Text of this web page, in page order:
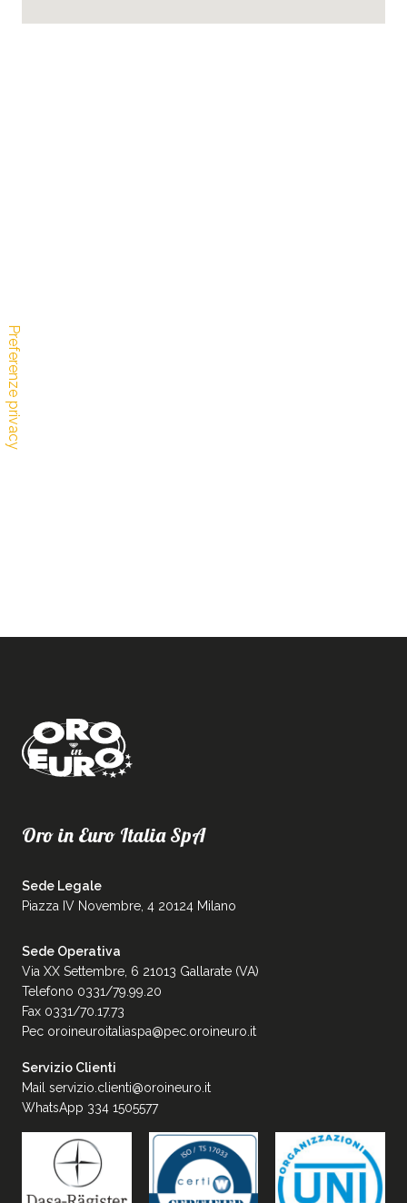
Oro in Euro Italia SpA
Sede Legale
Piazza IV Novembre, 4 20124 Milano
Sede Operativa
Via XX Settembre, 6 21013 Gallarate (VA)
Telefono 0331/79.99.20
Fax 0331/70.17.73
Pec oroineuroitaliaspa@pec.oroineuro.it
Servizio Clienti
Mail servizio.clienti@oroineuro.it
WhatsApp 334 1505577